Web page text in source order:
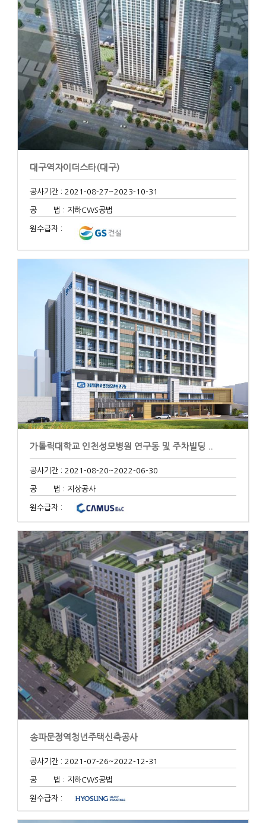
대구역자이더스타(대구)
공사기간 : 2021-08-27~2023-10-31
공 법 : 지하CWS공법
원수급자 :
가톨릭대학교 인천성모병원 연구동 및 주차빌딩 ..
공사기간 : 2021-08-20~2022-06-30
공 법 : 지상공사
원수급자 :
송파문정역청년주택신축공사
공사기간 : 2021-07-26~2022-12-31
공 법 : 지하CWS공법
원수급자 :